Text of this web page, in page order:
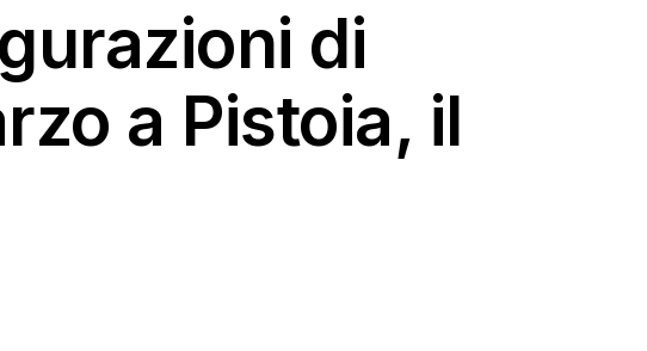
di
a Pistoia, il